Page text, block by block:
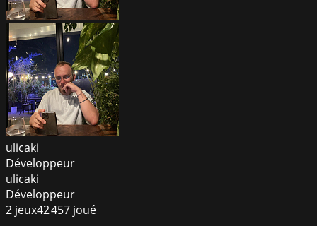
ulicaki
Développeur
ulicaki
Développeur
2 jeux42 457 joué